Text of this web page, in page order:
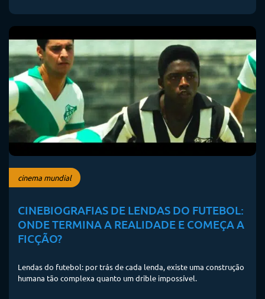
cinema mundial
CINEBIOGRAFIAS DE LENDAS DO FUTEBOL:
ONDE TERMINA A REALIDADE E COMEÇA A
FICÇÃO?
Lendas do futebol: por trás de cada lenda, existe uma construção
humana tão complexa quanto um drible impossível.